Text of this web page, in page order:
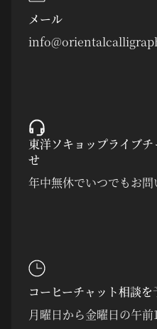
メール
東洋ソキョップライブ
せ
年中無休でいつでもお
コーヒーチャット相談を
月曜日から金曜日の午